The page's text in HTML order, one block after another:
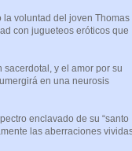
voluntad del joven Thomas
con jugueteos eróticos que
y el amor por su
en una neurosis
enclavado de su “santo
las aberraciones